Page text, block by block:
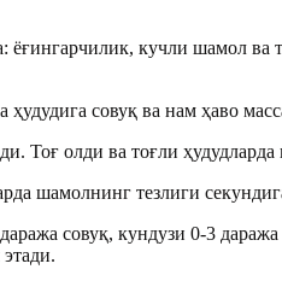
кучли шамол ва
совуқ ва нам ҳаво
Тоғ олди ва тоғли
шамолнинг тезлиги
совуқ, кундузи 0-3